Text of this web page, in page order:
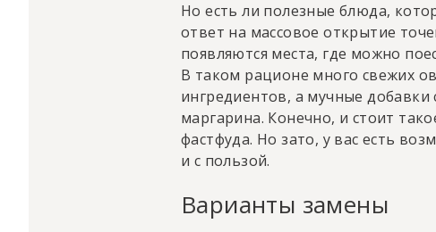
Но есть ли полезные блюда,
ответ на массовое открытие
появляются места, где можно
В таком рационе много свежих
ингредиентов, а мучные
маргарина. Конечно, и стоит
фастфуда. Но зато, у вас есть
и с пользой.
Варианты замены